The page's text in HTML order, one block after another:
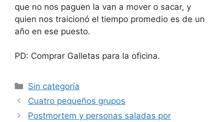
que no nos paguen la van a mover o sacar, y
quien nos traicionó el tiempo promedio es de un
año en ese puesto.
PD: Comprar Galletas para la oficina.
Categorías
Sin categoría
Cuatro pequeños grupos
Postmortem y personas saladas por